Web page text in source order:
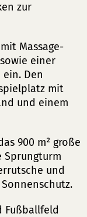
zur
Massage-
einer
Den
mit
und einem
900 m² große
Sprungturm
und
Fußballfeld